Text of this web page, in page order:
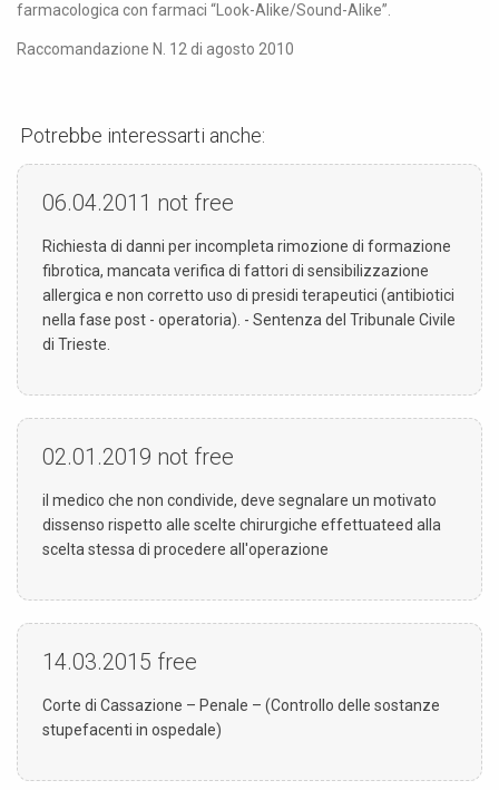
farmacologica con farmaci “Look-Alike/Sound-Alike”.
Raccomandazione N. 12 di agosto 2010
Potrebbe interessarti anche:
06.04.2011 not free
Richiesta di danni per incompleta rimozione di formazione
fibrotica, mancata verifica di fattori di sensibilizzazione
allergica e non corretto uso di presidi terapeutici (antibiotici
nella fase post - operatoria). - Sentenza del Tribunale Civile
di Trieste.
02.01.2019 not free
il medico che non condivide, deve segnalare un motivato
dissenso rispetto alle scelte chirurgiche effettuateed alla
scelta stessa di procedere all'operazione
14.03.2015 free
Corte di Cassazione – Penale – (Controllo delle sostanze
stupefacenti in ospedale)